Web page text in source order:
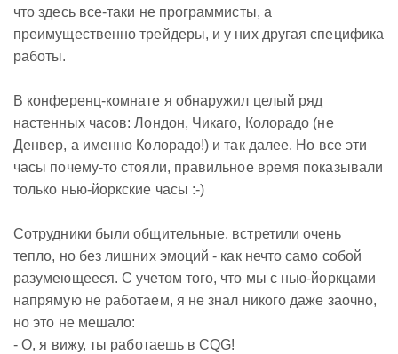
что здесь все-таки не программисты, а
преимущественно трейдеры, и у них другая специфика
работы.
В конференц-комнате я обнаружил целый ряд
настенных часов: Лондон, Чикаго, Колорадо (не
Денвер, а именно Колорадо!) и так далее. Но все эти
часы почему-то стояли, правильное время показывали
только нью-йоркские часы :-)
Сотрудники были общительные, встретили очень
тепло, но без лишних эмоций - как нечто само собой
разумеющееся. С учетом того, что мы с нью-йоркцами
напрямую не работаем, я не знал никого даже заочно,
но это не мешало:
- О, я вижу, ты работаешь в CQG!